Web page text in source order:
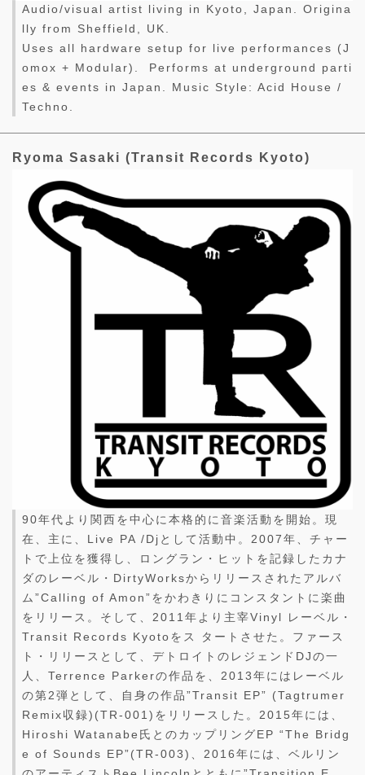
Audio/visual artist living in Kyoto, Japan. Origina
lly from Sheffield, UK.
Uses all hardware setup for live performances (J
omox + Modular). Performs at underground parti
es & events in Japan. Music Style: Acid House /
Techno.
Ryoma Sasaki (Transit Records Kyoto)
90年代より関西を中心に本格的に音楽活動を開始。現
在、主に、Live PA /Djとして活動中。2007年、チャー
トで上位を獲得し、ロングラン・ヒットを記録したカナ
ダのレーベル・DirtyWorksからリリースされたアルバ
ム”Calling of Amon”をかわきりにコンスタントに楽曲
をリリース。そして、2011年より主宰Vinyl レーベル・
Transit Records Kyotoをス タートさせた。ファース
ト・リリースとして、デトロイトのレジェンドDJの一
人、Terrence Parkerの作品を、2013年にはレーベル
の第2弾として、自身の作品”Transit EP” (Tagtrumer
Remix収録)(TR-001)をリリースした。2015年には、
Hiroshi Watanabe氏とのカップリングEP “The Bridg
e of Sounds EP”(TR-003)、2016年には、ベルリン